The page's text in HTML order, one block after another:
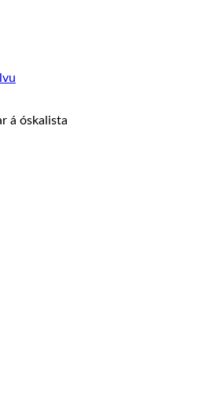
á óskalista